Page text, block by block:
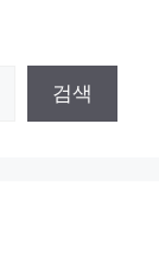
검색